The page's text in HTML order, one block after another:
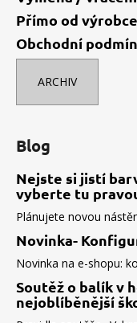
Přímo od výrobce
Obchodní
ARCHIV
Blog
Nejste si jistí
vyberte tu
Plánujete novou
Novinka-
Novinka na e-shopu:
Soutěž o balík v
nejoblíběnější